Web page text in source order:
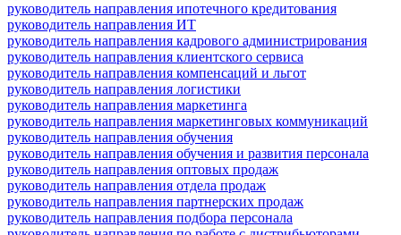
руководитель направления ипотечного кредитования
руководитель направления ИТ
руководитель направления кадрового администрирования
руководитель направления клиентского сервиса
руководитель направления компенсаций и льгот
руководитель направления логистики
руководитель направления маркетинга
руководитель направления маркетинговых коммуникаций
руководитель направления обучения
руководитель направления обучения и развития персонала
руководитель направления оптовых продаж
руководитель направления отдела продаж
руководитель направления партнерских продаж
руководитель направления подбора персонала